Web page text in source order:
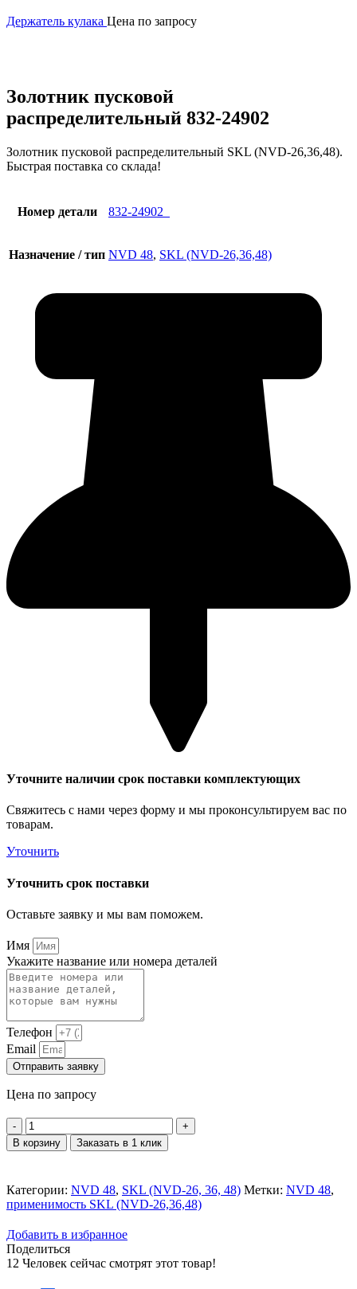
Держатель кулака Цена по запросу
Золотник пусковой
распределительный 832-24902
Золотник пусковой распределительный SKL (NVD-26,36,48).
Быстрая поставка со склада!
Номер детали 832-24902
Назначение / тип NVD 48, SKL (NVD-26,36,48)
Уточните наличии срок поставки комплектующих
Свяжитесь с нами через форму и мы проконсультируем вас по
товарам.
Уточнить
Уточнить срок поставки
Оставьте заявку и мы вам поможем.
Имя
Укажите название или номера деталей
Телефон
Email
Отправить заявку
Цена по запросу
Количество
товара
Золотник
832-
24902
В корзину Заказать в 1 клик
Категории: NVD 48, SKL (NVD-26, 36, 48) Метки: NVD 48,
применимость SKL (NVD-26,36,48)
Добавить в избранное
Поделиться
12 Человек сейчас смотрят этот товар!